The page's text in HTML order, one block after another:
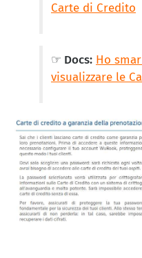
Carte di Credito
☞ Docs: Ho
visualizzare le